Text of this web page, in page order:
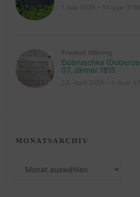
Friedhof Währing
Dobruschka
07. Jänner 1815
MONATSARCHIV